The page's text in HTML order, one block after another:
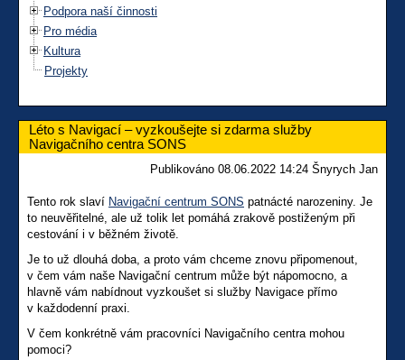
Podpora naší činnosti
Pro média
Kultura
Projekty
Léto s Navigací – vyzkoušejte si zdarma služby
Navigačního centra SONS
Publikováno 08.06.2022 14:24 Šnyrych Jan
Tento rok slaví Navigační centrum SONS patnácté narozeniny. Je
to neuvěřitelné, ale už tolik let pomáhá zrakově postiženým při
cestování i v běžném životě.
Je to už dlouhá doba, a proto vám chceme znovu připomenout,
v čem vám naše Navigační centrum může být nápomocno, a
hlavně vám nabídnout vyzkoušet si služby Navigace přímo
v každodenní praxi.
V čem konkrétně vám pracovníci Navigačního centra mohou
pomoci?